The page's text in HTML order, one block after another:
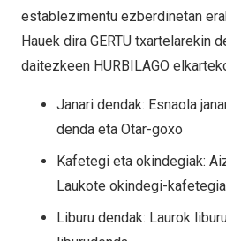
establezimentu ezberdinetan
Hauek dira GERTU txartelarekin
daitezkeen HURBILAGO
Janari dendak: Esnaola
denda eta Otar-goxo
Kafetegi eta okindegiak:
Laukote okindegi-kafetegia
Liburu dendak: Laurok